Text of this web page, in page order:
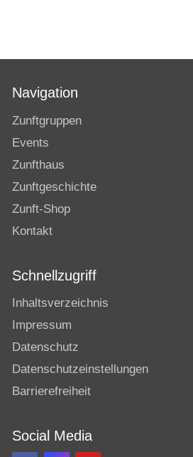
Navigation
Zunftgruppen
Events
Zunfthaus
Zunftgeschichte
Zunft-Shop
Kontakt
Schnellzugriff
Inhaltsverzeichnis
Impressum
Datenschutz
Datenschutzeinstellungen
Barrierefreiheit
Social Media